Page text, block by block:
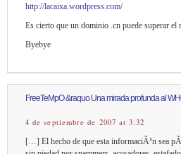
http://lacaixa.wordpress.com/
Es cierto que un dominio .cn puede superar el
Byebye
FreeTeMpO &raquo Una mirada profunda al
4 de septiembre de 2007 at 3:32
[…] El hecho de que esta informaciÃ³n sea